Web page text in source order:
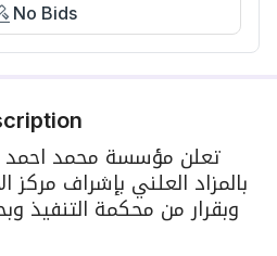
No Bids
تعلن مؤسسة محمد احمد
بالمزاد العلني بإشراف مركز
وبقرار من محكمة التنفيذ
الشخصية عن إقامة المزاد